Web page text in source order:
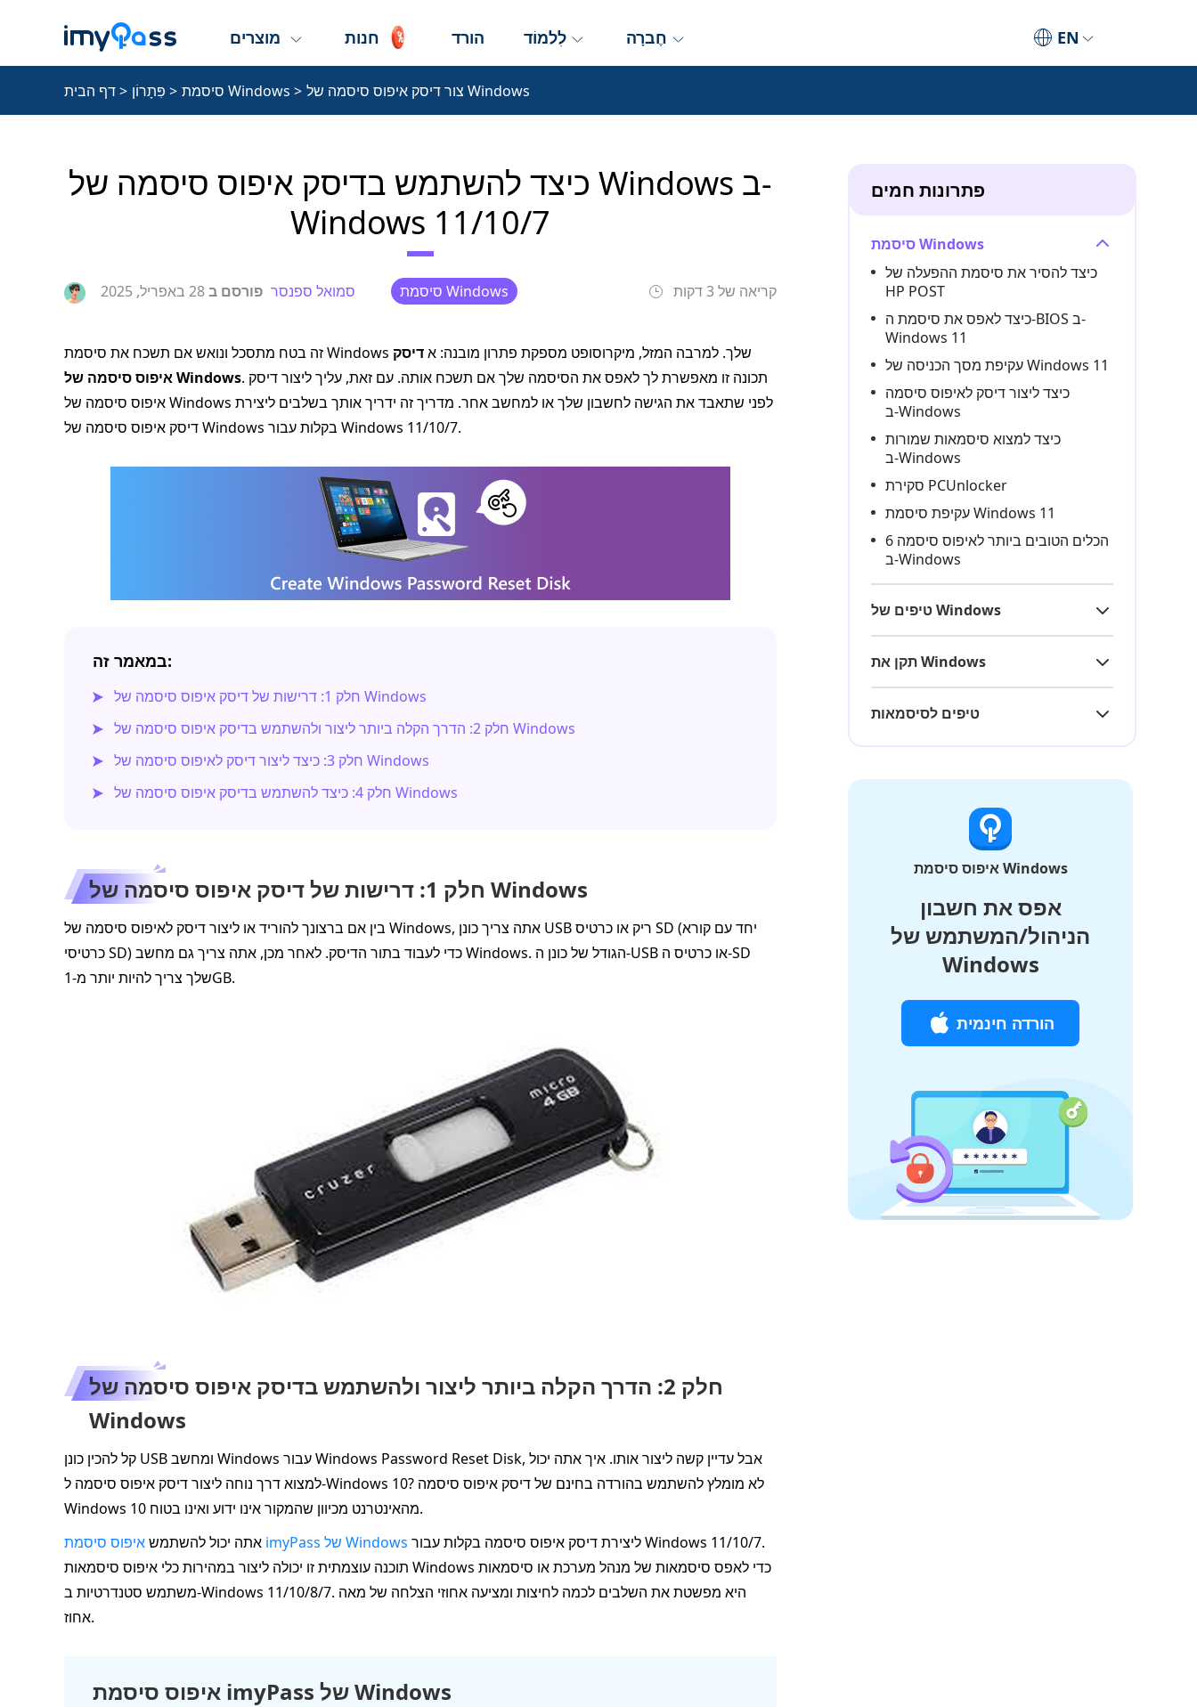
EN חנות הורד לִלמוֹד חֶברָה
דף הבית> פִּתָרוֹן > סיסמת Windows > צור דיסק איפוס סיסמה של Windows
כיצד להשתמש בדיסק איפוס סיסמה של Windows ב-
Windows 11/10/7
סמואל ספנסר פורסם ב28 באפריל, 2025 סיסמת Windows קריאה של 3 דקות
זה בטח מתסכל ונואש אם תשכח את סיסמת Windows שלך. למרבה המזל, מיקרוסופט מספקת פתרון מובנה: אדיסק
איפוס סיסמה של Windows. תכונה זו מאפשרת לך לאפס את הסיסמה שלך אם תשכח אותה. עם זאת, עליך ליצור דיסק
איפוס סיסמה של Windows לפני שתאבד את הגישה לחשבון שלך או למחשב אחר. מדריך זה ידריך אותך בשלבים ליצירת
דיסק איפוס סיסמה של Windows בקלות עבור Windows 11/10/7.
במאמר זה:
חלק 1: דרישות של דיסק איפוס סיסמה של Windows
חלק 2: הדרך הקלה ביותר ליצור ולהשתמש בדיסק איפוס סיסמה של Windows
חלק 3: כיצד ליצור דיסק לאיפוס סיסמה של Windows
חלק 4: כיצד להשתמש בדיסק איפוס סיסמה של Windows
חלק 1: דרישות של דיסק איפוס סיסמה של Windows
בין אם ברצונך להוריד או ליצור דיסק לאיפוס סיסמה של Windows, אתה צריך כונן USB ריק או כרטיס SD (יחד עם קורא
כרטיסי SD) כדי לעבוד בתור הדיסק. לאחר מכן, אתה צריך גם מחשב Windows. הגודל של כונן ה-USB או כרטיס ה-SD
שלך צריך להיות יותר מ-1GB.
חלק 2: הדרך הקלה ביותר ליצור ולהשתמש בדיסק איפוס סיסמה של
Windows
קל להכין כונן USB ומחשב Windows עבור Windows Password Reset Disk, אבל עדיין קשה ליצור אותו. איך אתה יכול
למצוא דרך נוחה ליצור דיסק איפוס סיסמה ל-Windows 10? לא מומלץ להשתמש בהורדה בחינם של דיסק איפוס סיסמה
Windows 10 מהאינטרנט מכיוון שהמקור אינו ידוע ואינו בטוח.
אתה יכול להשתמש
איפוס סיסמת imyPass של Windows
תוכנה עוצמתית זו יכולה ליצור במהירות כלי איפוס סיסמאות Windows כדי לאפס סיסמאות של מנהל מערכת או סיסמאות
משתמש סטנדרטיות ב-Windows 11/10/8/7. היא מפשטת את השלבים לכמה לחיצות ומציעה אחוזי הצלחה של מאה
אחוז.
איפוס סיסמת imyPass של Windows
פתרונות חמים
סיסמת Windows
כיצד להסיר את סיסמת ההפעלה של
HP POST
כיצד לאפס את סיסמת ה-BIOS ב-
Windows 11
עקיפת מסך הכניסה של Windows 11
כיצד ליצור דיסק לאיפוס סיסמה
ב‑Windows
כיצד למצוא סיסמאות שמורות
ב‑Windows
סקירת PCUnlocker
עקיפת סיסמת Windows 11
6 הכלים הטובים ביותר לאיפוס סיסמה
ב‑Windows
טיפים של Windows
תקן את Windows
טיפים לסיסמאות
איפוס סיסמת Windows
אפס את חשבון
הניהול/המשתמש של
Windows
הורדה חינמית